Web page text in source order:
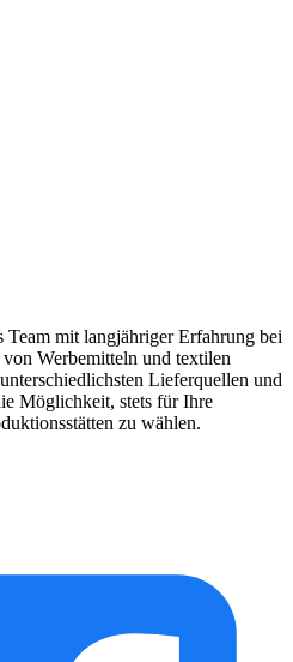
Team mit langjähriger Erfahrung bei
Werbemitteln und textilen
Lieferquellen und
Möglichkeit, stets für Ihre
zu wählen.